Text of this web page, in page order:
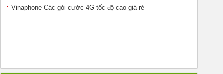
Vinaphone Các gói cước 4G tốc độ cao giá rẻ